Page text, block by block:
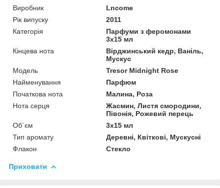
Виробник
Lncome
Рік випуску
2011
Категорія
Парфуми з феромонами
3х15 мл
Кінцева нота
Вірджинський кедр, Ваніль,
Мускус
Мoдель
Tresor Midnight Rose
Найменування
Парфюм
Початкова нота
Малина, Роза
Нота серця
Жасмин, Листя смородини,
Півонія, Рожевий перець
Об`єм
3х15 мл
Тип аромату
Деревні, Квіткові, Мускусні
Флакон
Стекло
Приховати